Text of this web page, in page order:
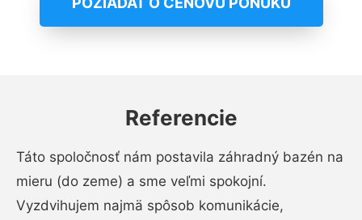
Referencie
Táto spoločnosť nám postavila záhradný bazén na
mieru (do zeme) a sme veľmi spokojní.
Vyzdvihujem najmä spôsob komunikácie,